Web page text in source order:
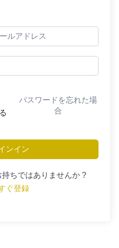
パスワードを忘れた場
合
ンイン
ちではありませんか ?
ぐ登録